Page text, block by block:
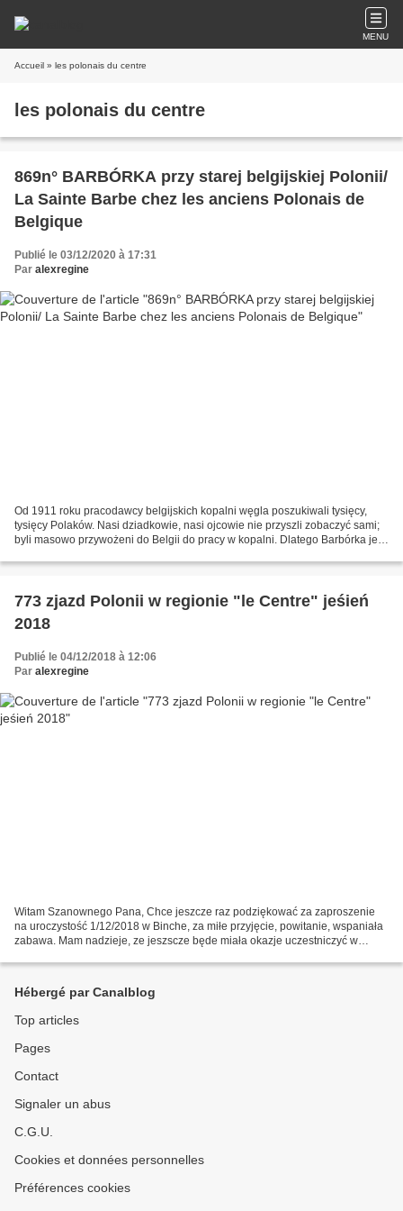
MENU
Accueil » les polonais du centre
les polonais du centre
869n° BARBÓRKA przy starej belgijskiej Polonii/
La Sainte Barbe chez les anciens Polonais de
Belgique
Publié le 03/12/2020 à 17:31
Par alexregine
Od 1911 roku pracodawcy belgijskich kopalni węgla poszukiwali tysięcy,
tysięcy Polaków. Nasi dziadkowie, nasi ojcowie nie przyszli zobaczyć sami;
byli masowo przywożeni do Belgii do pracy w kopalni. Dlatego Barbórka jest
773 zjazd Polonii w regionie "le Centre" jeśień
2018
Publié le 04/12/2018 à 12:06
Par alexregine
Witam Szanownego Pana, Chce jeszcze raz podziękować za zaproszenie
na uroczystość 1/12/2018 w Binche, za miłe przyjęcie, powitanie, wspaniała
zabawa. Mam nadzieje, ze jeszscze będe miała okazje uczestniczyć w
Hébergé par Canalblog
Top articles
Pages
Contact
Signaler un abus
C.G.U.
Cookies et données personnelles
Préférences cookies